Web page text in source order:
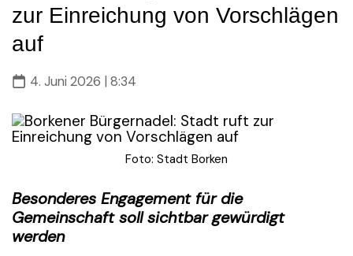
zur Einreichung von Vorschlägen
auf
4. Juni 2026 | 8:34
Foto: Stadt Borken
Besonderes Engagement für die
Gemeinschaft soll sichtbar gewürdigt
werden